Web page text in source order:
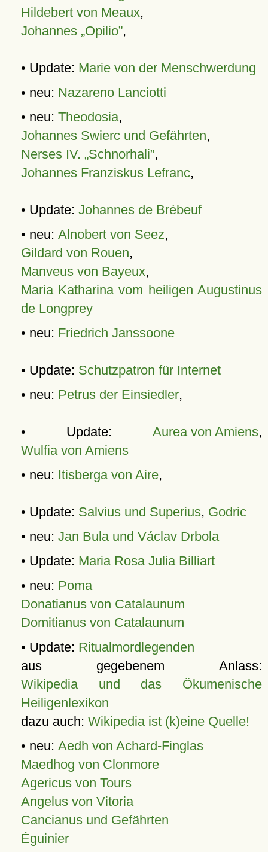
Hildebert von Meaux,
Johannes „Opilio”,
• Update: Marie von der Menschwerdung
• neu: Nazareno Lanciotti
• neu: Theodosia,
Johannes Swierc und Gefährten,
Nerses IV. „Schnorhali”,
Johannes Franziskus Lefranc,
• Update: Johannes de Brébeuf
• neu: Alnobert von Seez,
Gildard von Rouen,
Manveus von Bayeux,
Maria Katharina vom heiligen Augustinus
de Longprey
• neu: Friedrich Janssoone
• Update: Schutzpatron für Internet
• neu: Petrus der Einsiedler,
• Update: Aurea von Amiens,
Wulfia von Amiens
• neu: Itisberga von Aire,
• Update: Salvius und Superius, Godric
• neu: Jan Bula und Václav Drbola
• Update: Maria Rosa Julia Billiart
• neu: Poma
Donatianus von Catalaunum
Domitianus von Catalaunum
• Update: Ritualmordlegenden
aus gegebenem Anlass:
Wikipedia und das Ökumenische
Heiligenlexikon
dazu auch: Wikipedia ist (k)eine Quelle!
• neu: Aedh von Achard-Finglas
Maedhog von Clonmore
Agericus von Tours
Angelus von Vitoria
Cancianus und Gefährten
Éguinier